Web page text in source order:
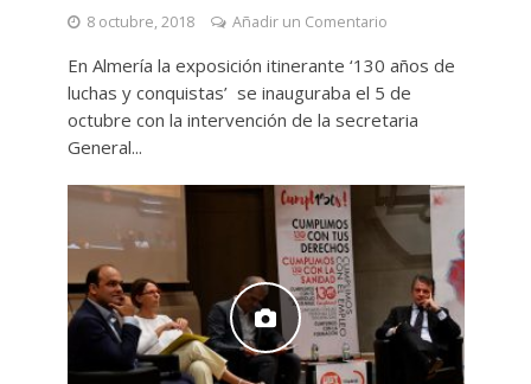
8 octubre, 2018 Añadir un Comentario
En Almería la exposición itinerante ‘130 años de
luchas y conquistas’ se inauguraba el 5 de
octubre con la intervención de la secretaria
General...